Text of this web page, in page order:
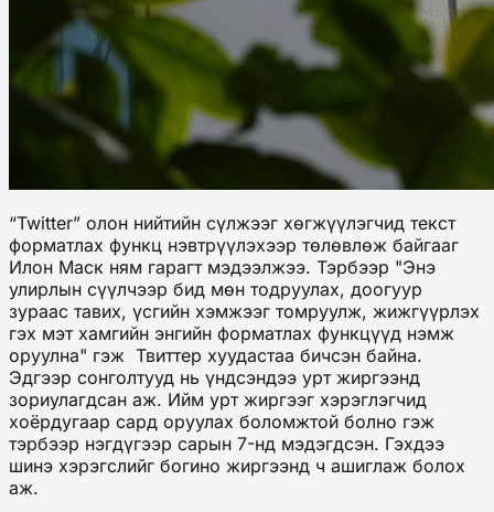
“Twitter” олон нийтийн сүлжээг хөгжүүлэгчид текст
форматлах функц нэвтрүүлэхээр төлөвлөж байгааг
Илон Маск ням гарагт мэдээлжээ. Тэрбээр "Энэ
улирлын сүүлчээр бид мөн тодруулах, доогуур
зураас тавих, үсгийн хэмжээг томруулж, жижгүүрлэх
гэх мэт хамгийн энгийн форматлах функцүүд нэмж
оруулна" гэж Твиттер хуудастаа бичсэн байна.
Эдгээр сонголтууд нь үндсэндээ урт жиргээнд
зориулагдсан аж. Ийм урт жиргээг хэрэглэгчид
хоёрдугаар сард оруулах боломжтой болно гэж
тэрбээр нэгдүгээр сарын 7-нд мэдэгдсэн. Гэхдээ
шинэ хэрэгслийг богино жиргээнд ч ашиглаж болох
аж.